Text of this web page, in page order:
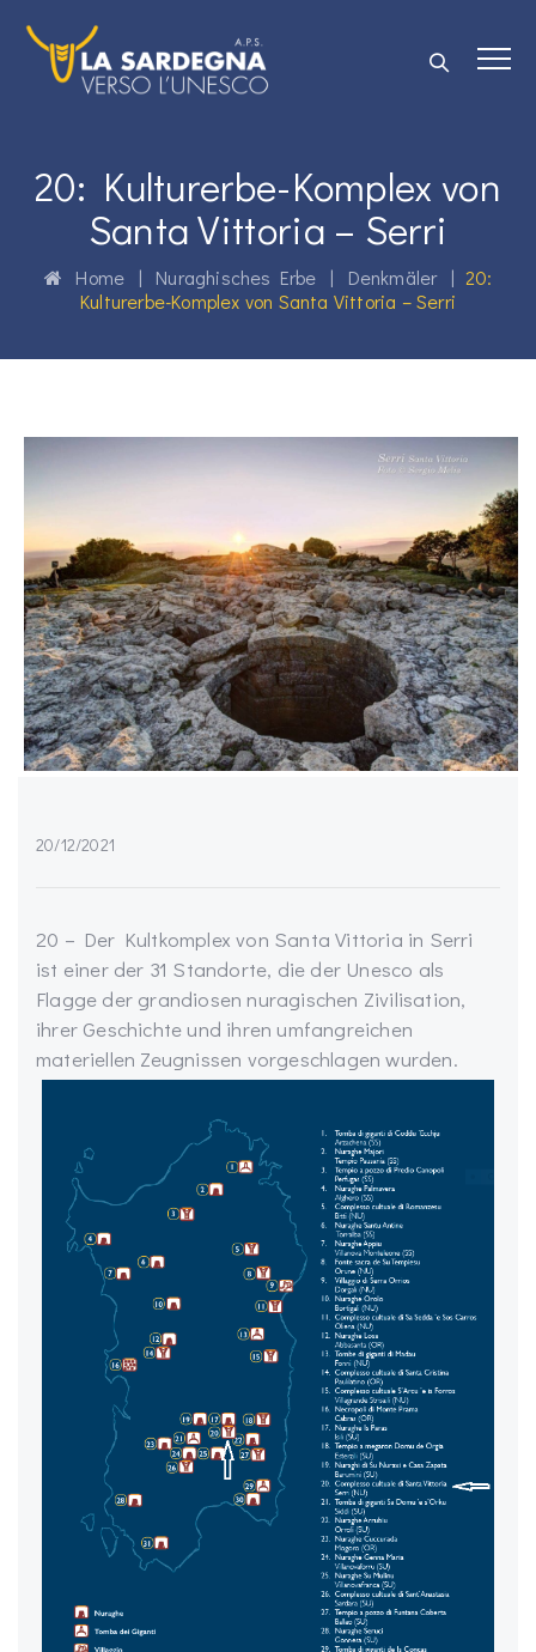
20: Kulturerbe-Komplex von
Santa Vittoria – Serri
Home | Nuraghisches Erbe | Denkmäler| 20:
Kulturerbe-Komplex von Santa Vittoria – Serri
20/12/2021
20 – Der Kultkomplex von Santa Vittoria in Serri
ist einer der 31 Standorte, die der Unesco als
Flagge der grandiosen nuragischen Zivilisation,
ihrer Geschichte und ihren umfangreichen
materiellen Zeugnissen vorgeschlagen wurden.